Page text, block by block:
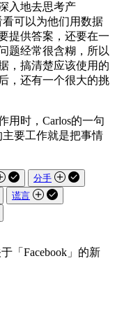
入地去思考产
可以为他们用数据
提供答案，还要在一
题经常很含糊，所以
，搞清楚应该使用的
，还有一个很大的挑
用时，Carlos的一句
要工作就是把事情
分手
谎言
「Facebook」的新